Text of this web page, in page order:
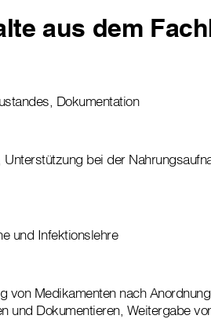
aus dem
Dokumentation
bei der
und Infektionslehre
von Medikamenten nach
und Dokumentieren, Weitergabe